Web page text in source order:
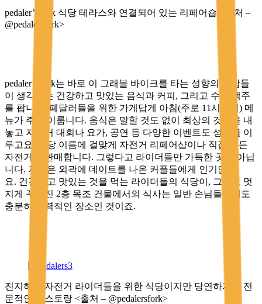
pedaler’s fork 식당 테라스와 연결되어 있는 리페어숍 <출처 –
@pedalersfork>
pedaler’s fork는 바로 이 그래블 바이크를 타는 성향의 사람들
이 생각하는 건강하고 맛있는 음식과 커피, 그리고 수제 맥주
를 팝니다. 페달러들을 위한 가게답게 아침(주로 11시까지) 메
뉴가 주를 이룹니다. 음식은 말할 것도 없이 최상의 것들을 내
놓고 자전거 대회나 요가, 공연 등 다양한 이벤트도 성황을 이
루고요. 식당 이름에 걸맞게 자전거 리페어샵이나 직접 만든
자전거도 판매합니다. 그렇다고 라이더들만 가득한 곳은 아닙
니다. 저녁은 외곽에 데이트를 나온 커플들에게 인기인데
요. 건강하고 맛있는 것을 먹는 라이더들의 식당이, 그것도 멋
지게 꾸며진 2층 목조 건물에서의 식사는 일반 손님들에게도
충분히 매력적인 장소인 것이죠.
진지하게 자전거 라이더들을 위한 식당이지만 당연하게도 전
문적인 레스토랑 <출처 – @pedalersfork>